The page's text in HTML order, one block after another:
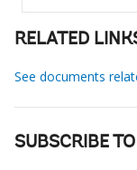
RELATED
See documents
SUBSCRIBE